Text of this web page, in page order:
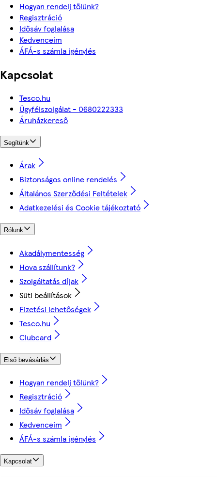
Hogyan rendelj tőlünk?
Regisztráció
Idősáv foglalása
Kedvenceim
ÁFÁ-s számla igénylés
Kapcsolat
Tesco.hu
Ügyfélszolgálat - 0680222333
Áruházkereső
Segítünk
Árak
Biztonságos online rendelés
Általános Szerződési Feltételek
Adatkezelési és Cookie tájékoztató
Rólunk
Akadálymentesség
Hova szállítunk?
Szolgáltatás díjak
Süti beállítások
Fizetési lehetőségek
Tesco.hu
Clubcard
Első bevásárlás
Hogyan rendelj tőlünk?
Regisztráció
Idősáv foglalása
Kedvenceim
ÁFÁ-s számla igénylés
Kapcsolat